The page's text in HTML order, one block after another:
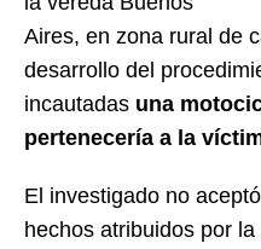
Aires, en zona rural de
desarrollo del
incautadas una
pertenecería a la
El investigado no
hechos atribuidos por